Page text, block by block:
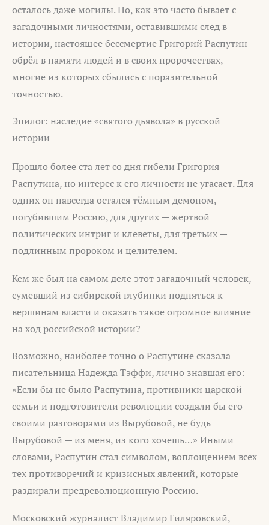
осталось даже могилы. Но, как это часто бывает с
загадочными личностями, оставившими след в
истории, настоящее бессмертие Григорий Распутин
обрёл в памяти людей и в своих пророчествах,
многие из которых сбылись с поразительной
точностью.
Эпилог: наследие «святого дьявола» в русской
истории
Прошло более ста лет со дня гибели Григория
Распутина, но интерес к его личности не угасает. Для
одних он навсегда остался тёмным демоном,
погубившим Россию, для других — жертвой
политических интриг и клеветы, для третьих —
подлинным пророком и целителем.
Кем же был на самом деле этот загадочный человек,
сумевший из сибирской глубинки подняться к
вершинам власти и оказать такое огромное влияние
на ход российской истории?
Возможно, наиболее точно о Распутине сказала
писательница Надежда Тэффи, лично знавшая его:
«Если бы не было Распутина, противники царской
семьи и подготовители революции создали бы его
своими разговорами из Вырубовой, не будь
Вырубовой — из меня, из кого хочешь…» Иными
словами, Распутин стал символом, воплощением всех
тех противоречий и кризисных явлений, которые
раздирали предреволюционную Россию.
Московский журналист Владимир Гиляровский,